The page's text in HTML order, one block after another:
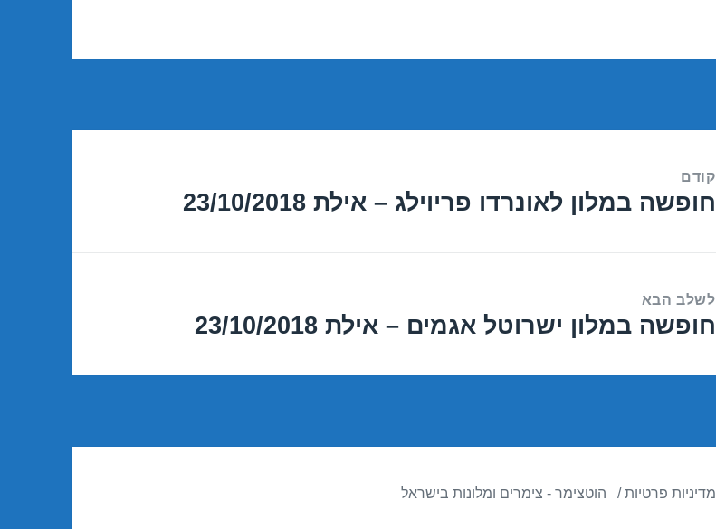
קודם
הפוסט
חופשה במלון לאונרדו פריוילג – אילת 23/10/2018
לשלב הבא
הפוסט
חופשה במלון ישרוטל אגמים – אילת 23/10/2018
מדיניות פרטיות הוטצימר - צימרים ומלונות בישראל